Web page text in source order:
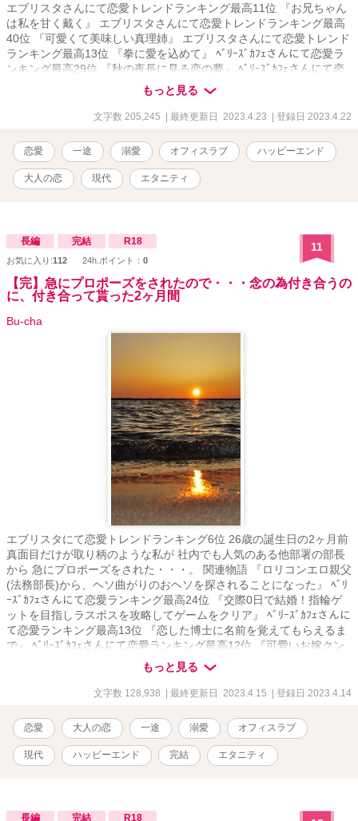
エブリスタさんにて恋愛トレンドランキング最高11位 『お兄ちゃん
は私を甘く戴く』 エブリスタさんにて恋愛トレンドランキング最高
40位 『可愛くて美味しい真理姉』 エブリスタさんにて恋愛トレンド
ランキング最高13位 『拳に愛を込めて』 ﾍﾞﾘｰｽﾞｶﾌｪさんにて恋愛ラ
ンキング最高29位 『秋の夜長に見る恋の夢』 ﾍﾞﾘｰｽﾞｶﾌｪさんにて恋
愛ランキング最高17位 エブリスタさんにて溺愛彼氏特集に掲載 『女
社長紅葉(32)の雷は稲妻を光らせる』 ﾍﾞﾘｰｽﾞｶﾌｪさんにて恋愛ランキ
ング最高 44位 『初めてのベッドの上で珈琲を』 エブリスタさんに
く』 エブリスタさんにて恋愛トレンドランキング最高32位 『交際0
日で結婚！指輪ゲットを目指しラスボスを攻略してゲームをクリ
ア』 ﾍﾞﾘｰｽﾞｶﾌｪさんにて恋愛ランキング最高13位 『恋した博士に名
前を覚えて貰うまで』 ﾍﾞﾘｰｽﾞｶﾌｪさんにて恋愛ランキング最高 12位
グ最高36位 『約束したでしょ？わすれちゃった？』 エブリスタさん
にて恋愛トレンドランキング最高30位 『夏の夜に、またね。』 エブ
リスタさんにて恋愛トレンドランキング最高22位 私の物語は全てが
シリーズになっておりますが、どれを先に読んでも楽しめるかと思
います。 伏線のようなものを回収していく物語ばかりなので、途中
その意味が分かっていくかと思います。
もっと見る
文字数 205,245 | 最終更新日 2023.4.23 | 登録日 2023.4.22
恋愛 一途 溺愛 オフィスラブ ハッピーエンド
大人の恋 現代 エタニティ
長編 完結 R18
お気に入り:112 24h.ポイント： 0
11
【完】急にプロポーズをされたので・・・念の為付き合うの
に、付き合って貰った2ヶ月間
Bu-cha
エブリスタにて恋愛トレンドランキング6位 26歳の誕生日の2ヶ月前
真面目だけが取り柄のような私が 社内でも人気のある他部署の部長
から 急にプロポーズをされた・・・。 関連物語 『ロリコンエロ親父
(法務部長)から、ヘソ曲がりのおヘソを探されることになった』 ﾍﾞﾘ
ｰｽﾞｶﾌｪさんにて恋愛ランキング最高24位 『交際0日で結婚！指輪ゲ
ットを目指しラスボスを攻略してゲームをクリア』 ﾍﾞﾘｰｽﾞｶﾌｪさんに
て恋愛ランキング最高13位 『恋した博士に名前を覚えてもらえるま
で』 ﾍﾞﾘｰｽﾞｶﾌｪさんにて恋愛ランキング最高12位 『可愛いお嫁クン
が私を女の子にしてくれる時』 ﾍﾞﾘｰｽﾞｶﾌｪさんにて恋愛ランキング最
高20位 『“こだま”の森～FUJIメゾン・ビビ』 ﾍﾞﾘｰｽﾞｶﾌｪさんにて恋
愛ランキング最高 17位 私の物語は全てがシリーズになっております
を回収していく物語ばかりなので、途中まではよく分からない内容
となっております。 物語が進むにつれてその意味が分かっていくか
と思います。
もっと見る
文字数 128,938 | 最終更新日 2023.4.15 | 登録日 2023.4.14
恋愛 大人の恋 一途 溺愛 オフィスラブ
現代 ハッピーエンド 完結 エタニティ
長編 完結 R18